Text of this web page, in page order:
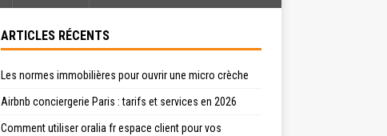
ARTICLES RÉCENTS
Les normes immobilières pour ouvrir une micro crèche
Airbnb conciergerie Paris : tarifs et services en 2026
Comment utiliser oralia fr espace client pour vos